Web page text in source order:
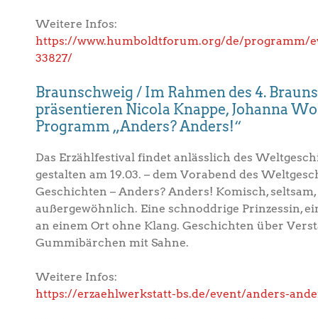
Weitere Infos:
https://www.humboldtforum.org/de/programm/
33827/
Braunschweig / Im Rahmen des 4.
präsentieren Nicola Knappe, Johanna
Programm „Anders? Anders!“
Das Erzählfestival findet anlässlich des
gestalten am 19.03. – dem Vorabend des
Geschichten – Anders? Anders! Komisch,
außergewöhnlich. Eine schnoddrige Prinzessin,
an einem Ort ohne Klang. Geschichten über
Gummibärchen mit Sahne.
Weitere Infos:
https://erzaehlwerkstatt-bs.de/event/anders-